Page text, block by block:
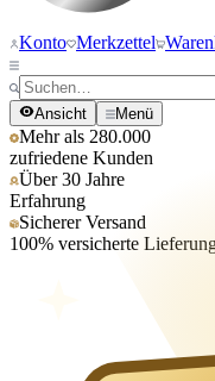
Konto Merkzettel
Ansicht Menü
Mehr als 280.000
zufriedene Kunden
Über 30 Jahre
Erfahrung
Sicherer Versand
100% versicherte